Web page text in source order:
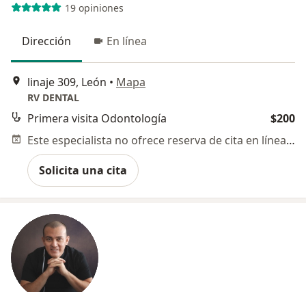
19 opiniones
Dirección En línea
linaje 309, León • Mapa
RV DENTAL
Primera visita Odontología
$200
Este especialista no ofrece reserva de cita en línea en esta dirección.
Solicita una cita